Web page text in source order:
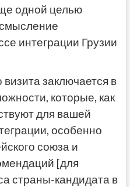
одной целью
интеграции Грузии
заключается в
которые, как
для вашей
особенно
союза и
[для
страны-кандидата в